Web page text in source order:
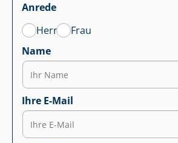
Anrede
Herr
Frau
Name
Ihre E-Mail